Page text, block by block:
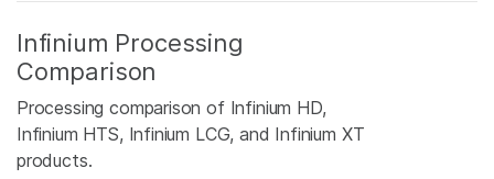
Infinium Processing
Comparison
Processing comparison of Infinium HD,
Infinium HTS, Infinium LCG, and Infinium XT
products.